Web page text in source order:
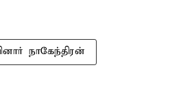
நாகேந்திரன்